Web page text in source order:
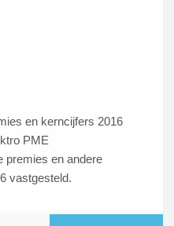
en kerncijfers 2016
PME
premies en andere
vastgesteld.